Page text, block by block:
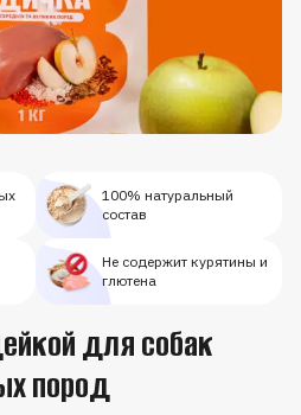
100% натуральный
состав
Не содержит курятины и
глютена
для собак
пород